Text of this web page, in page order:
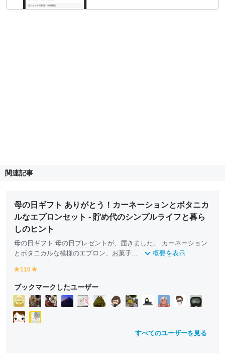
関連記事
母の日ギフト ありがとう！カーネーションとボタニカ
ルなエプロンセット - 貯め代のシンプルライフと暮ら
しのヒント
母の日ギフト 母の日 プレゼント が、届きました。 カーネーション
とボタニカルな模様のエプロン、お菓子...
概要を表示
y
ll
o
w
110
ll
o
w
ブックマークしたユーザー
すべてのユーザーを見る